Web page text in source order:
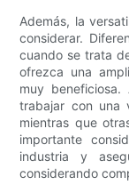
Además, la
considerar.
cuando se trata
ofrezca una
muy beneficiosa.
trabajar con una
mientras que
importante
industria y
considerando